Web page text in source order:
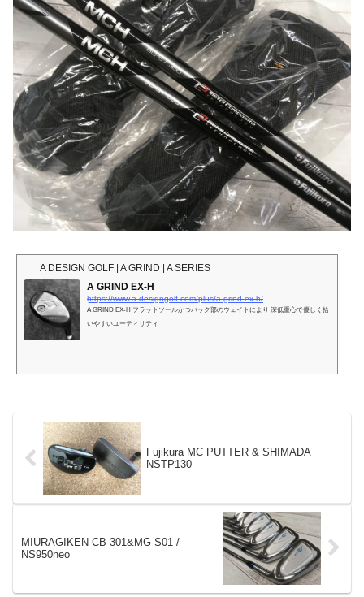
A DESIGN GOLF | A GRIND | A SERIES
A GRIND EX-H
https://www.a-designgolf.com/plus/a-grind-ex-h/
A GRIND EX-H フラットソールかつバック部のウェイトにより 深低重心で優しく拾
いやすいユーティリティ
Fujikura MC PUTTER & SHIMADA
NSTP130
MIURAGIKEN CB-301&MG-S01 /
NS950neo